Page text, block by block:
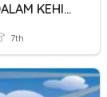
ENERGI DALAM KEHIDUPAN
7th